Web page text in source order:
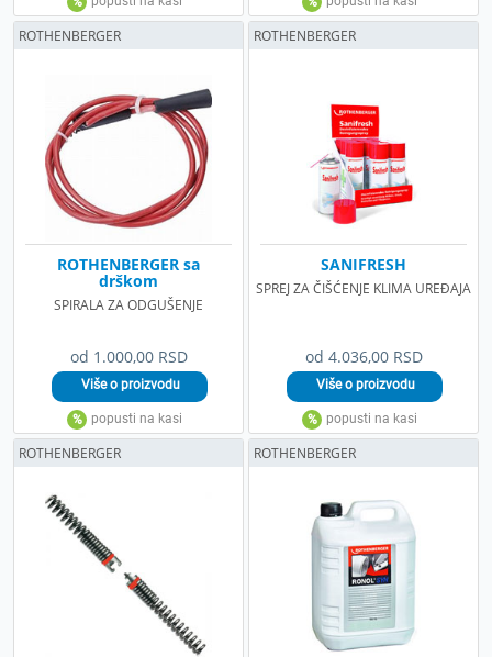
od 1.000,00 RSD
ROTHENBERGER sa
drškom
SPIRALA ZA ODGUŠENJE
ROTHENBERGER
od 4.036,00 RSD
SANIFRESH
SPREJ ZA ČIŠĆENJE KLIMA UREĐAJA
ROTHENBERGER
ROTHENBERGER ROTHENBERGER